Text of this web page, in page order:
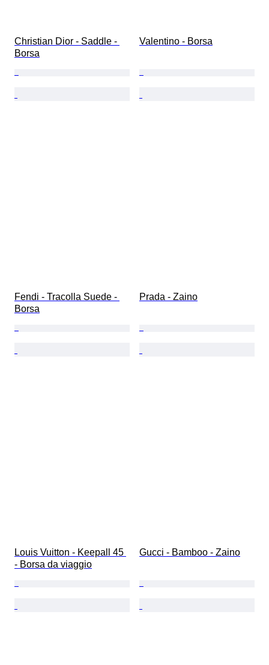
Christian Dior - Saddle -
Borsa
Valentino - Borsa
Fendi - Tracolla Suede -
Borsa
Prada - Zaino
Louis Vuitton - Keepall 45
- Borsa da viaggio
Gucci - Bamboo - Zaino